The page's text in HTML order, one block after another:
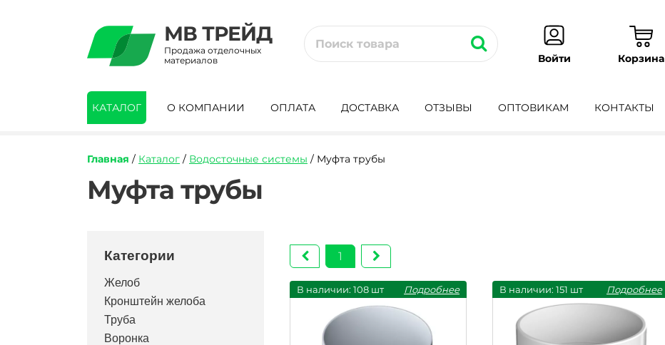
МВ ТРЕЙД
Продажа отделочных
материалов
Войти Корзина
КАТАЛОГ О КОМПАНИИ ОПЛАТА ДОСТАВКА ОТЗЫВЫ ОПТОВИКАМ КОНТАКТЫ
Главная / Каталог / Водосточные системы / Муфта трубы
Муфта трубы
Категории
Желоб
Кронштейн желоба
Труба
Воронка
1
В наличии: 108 шт Подробнее В наличии: 151 шт Подробнее